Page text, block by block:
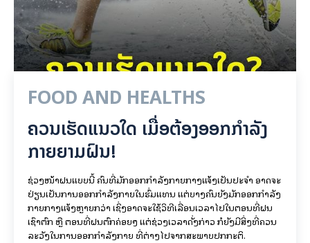
FOOD AND HEALTHS
ຄວນເຮັດແນວໃດ ເມື່ອຕ້ອງອອກກຳລັງ
ກາຍຍາມຝົນ!
ຊ່ວງໜ້າຝົນແບບນີ້ ຄົນທີ່ມັກອອກກຳລັງກາຍກາງແຈ້ງເປັນປະຈຳ ອາດຈະ
ປ່ຽນເປັນການອອກກຳລັງກາຍໃນຮົ່ມແທນ ແຕ່ບາງຄົນຍັງມັກອອກກຳລັງ
ກາຍກາງແຈ້ງຫຼາຍກວ່າ ເຊິ່ງອາດຈະໃຊ້ວິທີເລື່ອນເວລາໄປໃນຕອນທີ່ຝົນ
ເຊົາຕົກ ຫຼື ຕອນທີ່ຝົນຕົກຄ່ອຍໆ ແຕ່ຊ່ວງເວລາດັ່ງກ່າວ ກໍຍັງມີສິ່ງທີ່ຄວນ
ລະວັງໃນການອອກກຳລັງກາຍ ທີ່ຕ່າງໄປຈາກສະພາບປົກກະຕິ.